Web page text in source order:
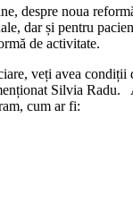
despre noua
dar și pentru
de activitate.
veți avea
Silvia
cum ar fi: